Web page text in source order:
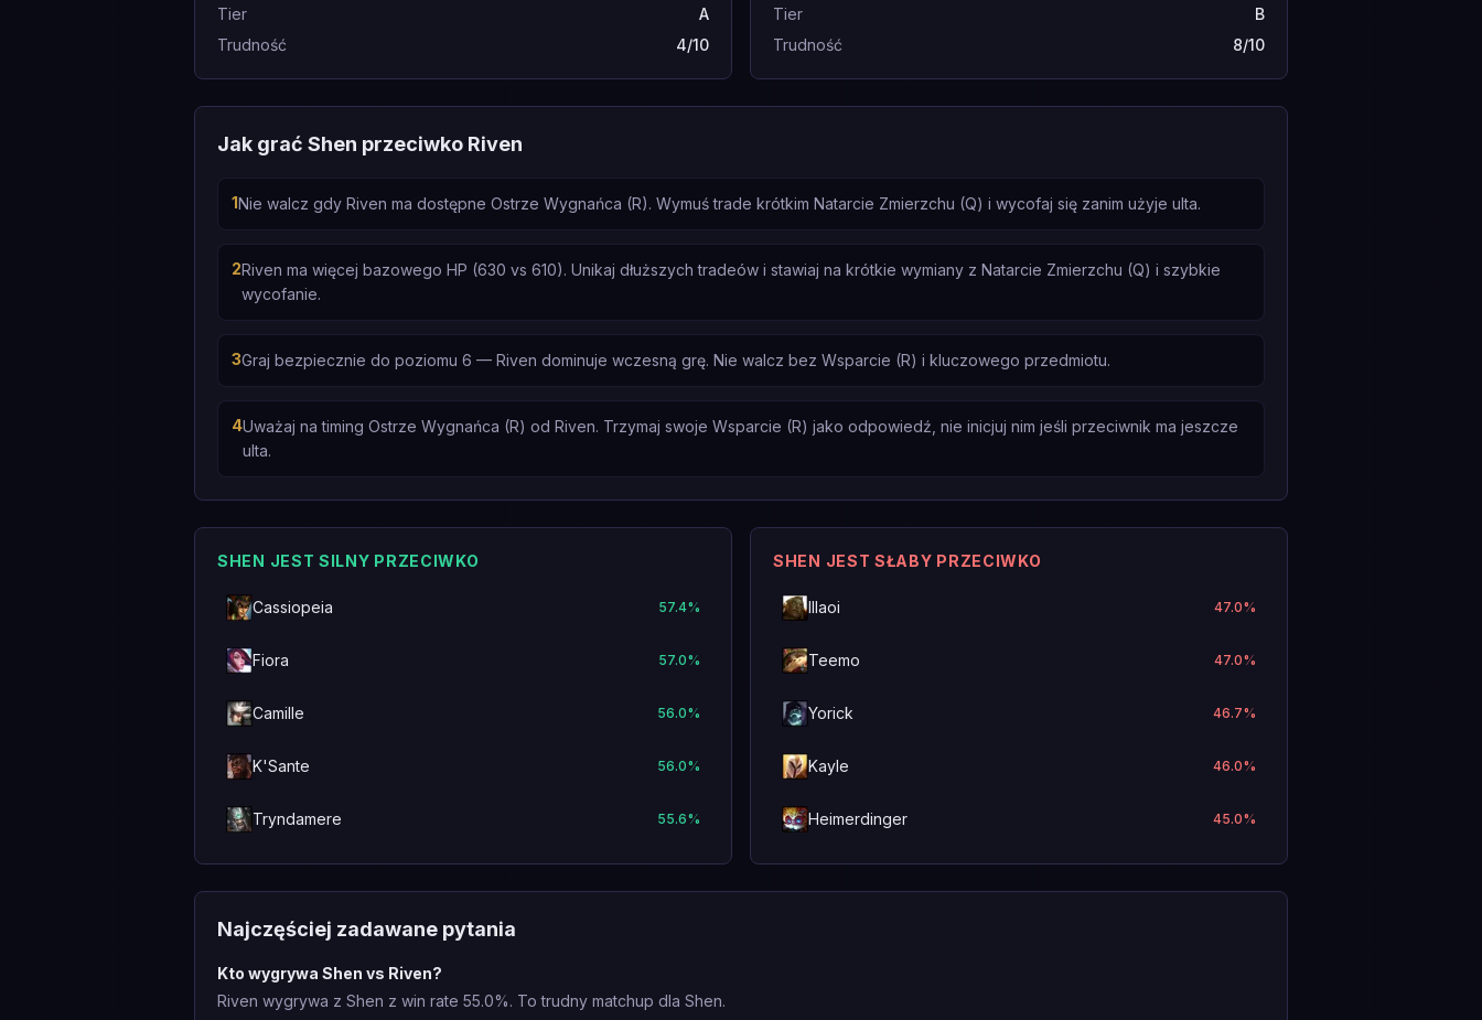
Tier
A
Trudność
4/10
Tier
B
Trudność
8/10
Jak grać Shen przeciwko Riven
1Nie walcz gdy Riven ma dostępne Ostrze Wygnańca (R). Wymuś trade krótkim Natarcie Zmierzchu (Q) i wycofaj się zanim użyje ulta.
2Riven ma więcej bazowego HP (630 vs 610). Unikaj dłuższych tradeów i stawiaj na krótkie wymiany z Natarcie Zmierzchu (Q) i szybkie
wycofanie.
3Graj bezpiecznie do poziomu 6 — Riven dominuje wczesną grę. Nie walcz bez Wsparcie (R) i kluczowego przedmiotu.
4Uważaj na timing Ostrze Wygnańca (R) od Riven. Trzymaj swoje Wsparcie (R) jako odpowiedź, nie inicjuj nim jeśli przeciwnik ma jeszcze
ulta.
SHEN JEST SILNY PRZECIWKO
Cassiopeia 57.4%
Fiora 57.0%
Camille 56.0%
K'Sante 56.0%
Tryndamere 55.6%
SHEN JEST SŁABY PRZECIWKO
Illaoi 47.0%
Teemo 47.0%
Yorick 46.7%
Kayle 46.0%
Heimerdinger 45.0%
Najczęściej zadawane pytania
Kto wygrywa Shen vs Riven?
Riven wygrywa z Shen z win rate 55.0%. To trudny matchup dla Shen.